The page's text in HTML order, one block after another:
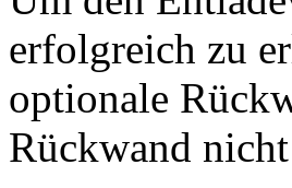
erfolgreich zu
optionale
Rückwand